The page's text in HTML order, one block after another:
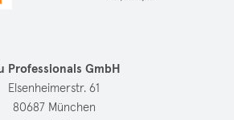
Professionals GmbH
Elsenheimerstr. 61
80687 München